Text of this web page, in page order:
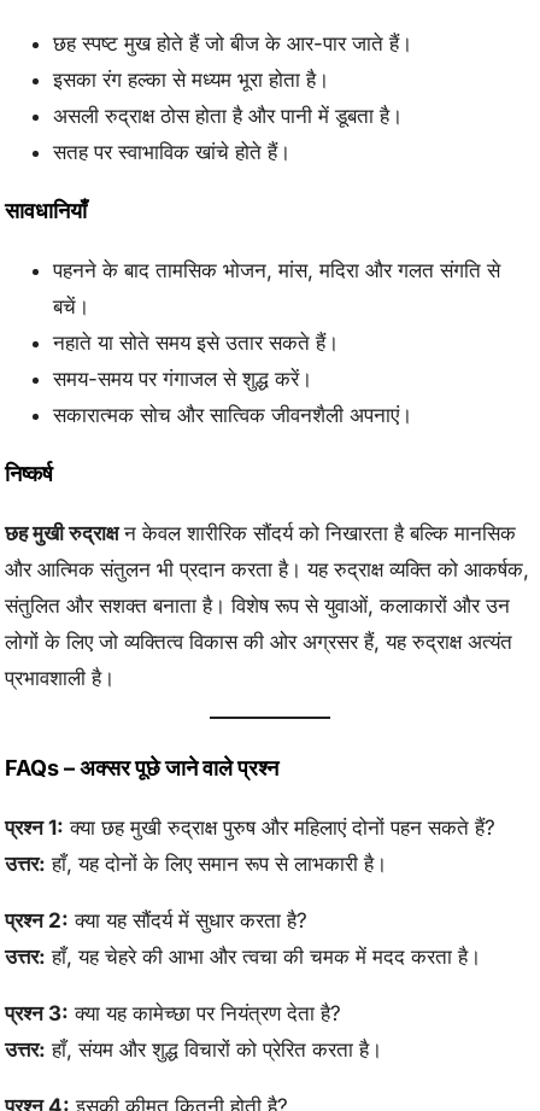
छह स्पष्ट मुख होते हैं जो बीज के आर-पार जाते हैं।
इसका रंग हल्का से मध्यम भूरा होता है।
असली रुद्राक्ष ठोस होता है और पानी में डूबता है।
सतह पर स्वाभाविक खांचे होते हैं।
सावधानियाँ
पहनने के बाद तामसिक भोजन, मांस, मदिरा और गलत संगति से
बचें।
नहाते या सोते समय इसे उतार सकते हैं।
समय-समय पर गंगाजल से शुद्ध करें।
सकारात्मक सोच और सात्विक जीवनशैली अपनाएं।
निष्कर्ष
छह मुखी रुद्राक्षन केवल शारीरिक सौंदर्य को निखारता है बल्कि मानसिक
और आत्मिक संतुलन भी प्रदान करता है। यह रुद्राक्ष व्यक्ति को आकर्षक,
संतुलित और सशक्त बनाता है। विशेष रूप से युवाओं, कलाकारों और उन
लोगों के लिए जो व्यक्तित्व विकास की ओर अग्रसर हैं, यह रुद्राक्ष अत्यंत
प्रभावशाली है।
FAQs – अक्सर पूछे जाने वाले प्रश्न
प्रश्न 1: क्या छह मुखी रुद्राक्ष पुरुष और महिलाएं दोनों पहन सकते हैं?
उत्तर: हाँ, यह दोनों के लिए समान रूप से लाभकारी है।
प्रश्न 2: क्या यह सौंदर्य में सुधार करता है?
उत्तर: हाँ, यह चेहरे की आभा और त्वचा की चमक में मदद करता है।
प्रश्न 3: क्या यह कामेच्छा पर नियंत्रण देता है?
उत्तर: हाँ, संयम और शुद्ध विचारों को प्रेरित करता है।